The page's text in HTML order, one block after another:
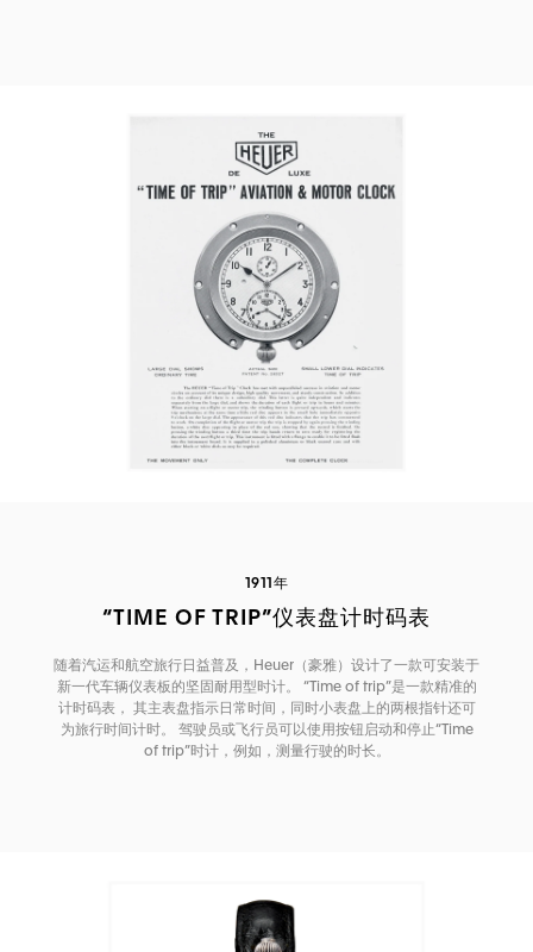
1911年
“TIME OF TRIP”仪表盘计时码表
随着汽运和航空旅行日益普及，Heuer（豪雅）设计了一款可安装于
新一代车辆仪表板的坚固耐用型时计。 “Time of trip”是一款精准的
计时码表， 其主表盘指示日常时间，同时小表盘上的两根指针还可
为旅行时间计时。 驾驶员或飞行员可以使用按钮启动和停止“Time
of trip”时计，例如，测量行驶的时长。